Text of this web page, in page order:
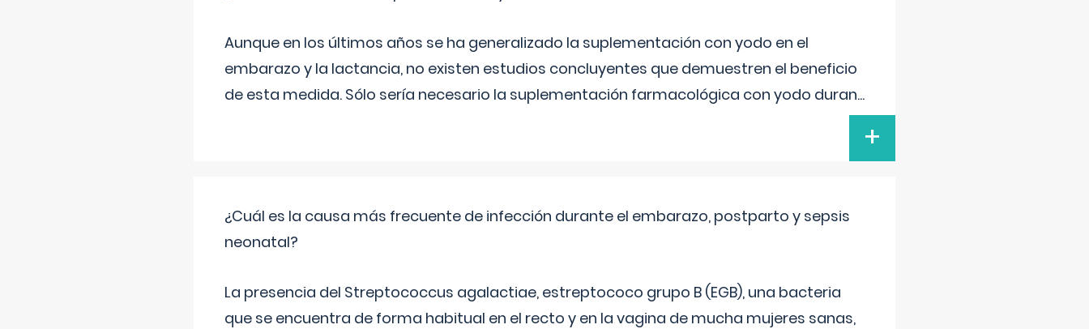
Aunque en los últimos años se ha generalizado la suplementación con yodo en el
embarazo y la lactancia, no existen estudios concluyentes que demuestren el beneficio
de esta medida. Sólo sería necesario la suplementación farmacológica con yodo duran...
+
¿Cuál es la causa más frecuente de infección durante el embarazo, postparto y sepsis
neonatal?
La presencia del Streptococcus agalactiae, estreptococo grupo B (EGB), una bacteria
que se encuentra de forma habitual en el recto y en la vagina de mucha mujeres sanas,